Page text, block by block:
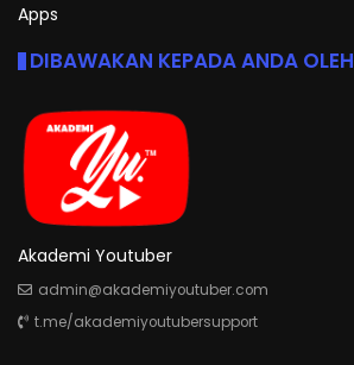
Apps
DIBAWAKAN KEPADA ANDA OLEH
Akademi Youtuber
admin@akademiyoutuber.com
t.me/akademiyoutubersupport